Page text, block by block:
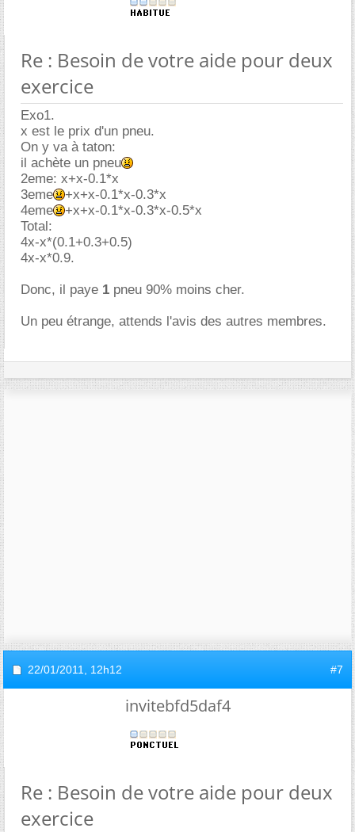
Re : Besoin de votre aide pour deux
exercice
Exo1.
x est le prix d'un pneu.
On y va à taton:
il achète un pneu
2eme: x+x-0.1*x
3eme
+x+x-0.1*x-0.3*x
4eme
+x+x-0.1*x-0.3*x-0.5*x
Total:
4x-x*(0.1+0.3+0.5)
4x-x*0.9.
Donc, il paye 1 pneu 90% moins cher.
Un peu étrange, attends l'avis des autres membres.
22/01/2011, 12h12 #7
invitebfd5daf4
Re : Besoin de votre aide pour deux
exercice